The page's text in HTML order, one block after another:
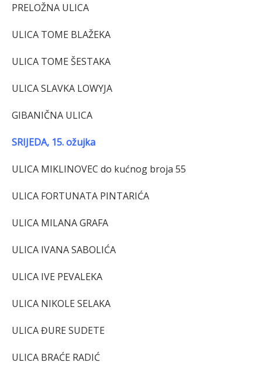
PRELOŽNA ULICA
ULICA TOME BLAŽEKA
ULICA TOME ŠESTAKA
ULICA SLAVKA LOWYJA
GIBANIČNA ULICA
SRIJEDA, 15. ožujka
ULICA MIKLINOVEC do kućnog broja 55
ULICA FORTUNATA PINTARIĆA
ULICA MILANA GRAFA
ULICA IVANA SABOLIĆA
ULICA IVE PEVALEKA
ULICA NIKOLE SELAKA
ULICA ĐURE SUDETE
ULICA BRAĆE RADIĆ